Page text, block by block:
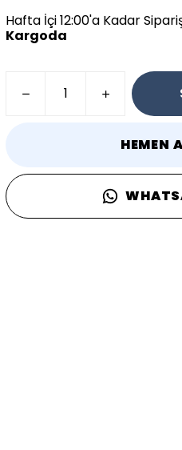
Hafta İçi 12:00'a Kadar
Kargoda
HEMEN